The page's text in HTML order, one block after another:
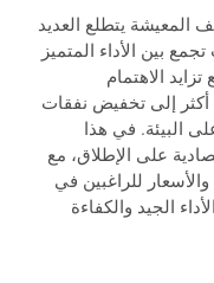
المعيشة يتطلع العديد
بين الأداء المتميز
الاهتمام
أكثر إلى تخفيض نفقات
البيئة. في هذا
على الإطلاق، مع
للراغبين في
الجيد والكفاءة